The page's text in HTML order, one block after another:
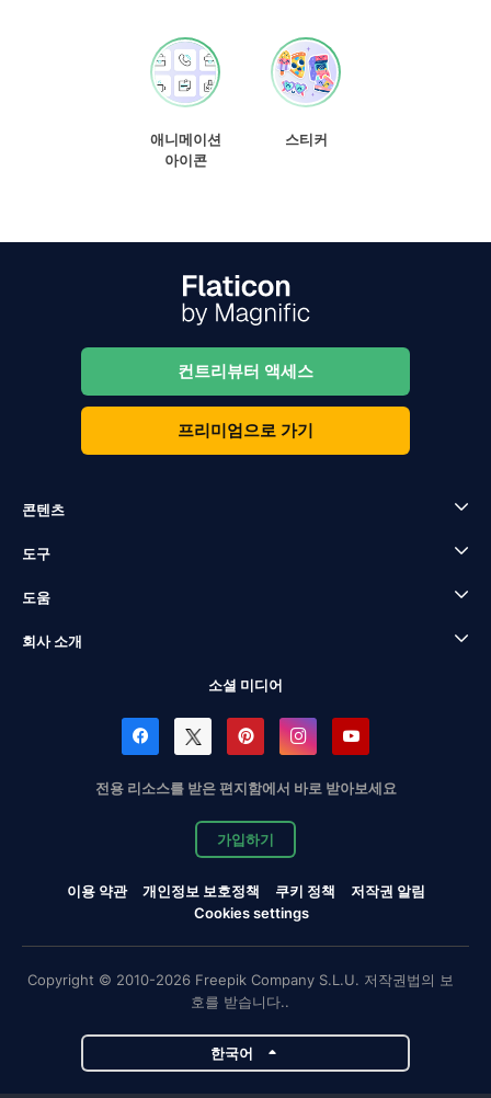
애니메이션
아이콘
스티커
컨트리뷰터 액세스
프리미엄으로 가기
콘텐츠
도구
도움
회사 소개
소셜 미디어
전용 리소스를 받은 편지함에서 바로 받아보세요
가입하기
이용 약관 개인정보 보호정책 쿠키 정책
저작권 알림
Cookies settings
Copyright © 2010-2026 Freepik Company S.L.U. 저작권법의 보
호를 받습니다..
한국어